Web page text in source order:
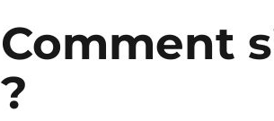
Comment
?